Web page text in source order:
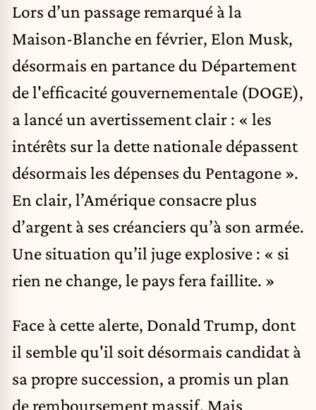
Lors d’un passage remarqué à la
Maison-Blanche en février, Elon Musk,
désormais en partance du Département
de l'efficacité gouvernementale (DOGE),
a lancé un avertissement clair : « les
intérêts sur la dette nationale dépassent
désormais les dépenses du Pentagone ».
En clair, l’Amérique consacre plus
d’argent à ses créanciers qu’à son armée.
Une situation qu’il juge explosive : « si
rien ne change, le pays fera faillite. »
Face à cette alerte, Donald Trump, dont
il semble qu'il soit désormais candidat à
sa propre succession, a promis un plan
de remboursement massif. Mais